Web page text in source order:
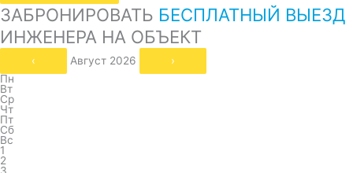
ЗАБРОНИРОВАТЬ БЕСПЛАТНЫЙ ВЫЕЗД
ИНЖЕНЕРА НА ОБЪЕКТ
‹ Август 2026
›
Пн
Вт
Ср
Чт
Пт
Сб
Вс
1
2